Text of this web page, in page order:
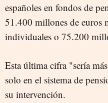
españoles en fondos de
51.400 millones de euros
individuales o 75.200
Esta última cifra "sería
solo en el sistema de
su intervención.